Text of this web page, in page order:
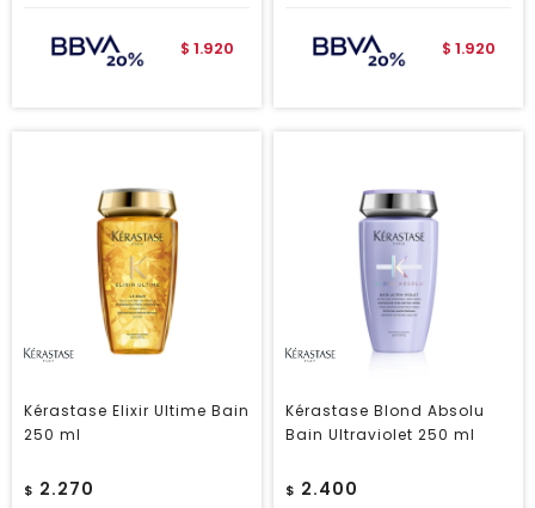
$ 1.920 $ 1.920
Kérastase Elixir Ultime Bain
250 ml
$ 2.270
Kérastase Blond Absolu
Bain Ultraviolet 250 ml
$ 2.400